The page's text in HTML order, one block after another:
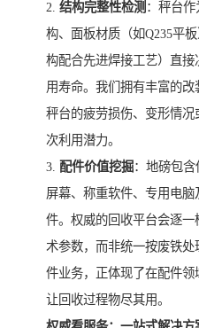
2. 结构完整性检测 ：秤台
构、面板材质（如Q235平
构配合先进焊接工艺）直
用寿命。我们拥有丰富的改
秤台的疲劳损伤、变形情
次利用潜力。
3. 配件价值挖掘：地磅包
屏幕、称重软件、专用电
件。权威的回收平台会逐
术参数，而非统一按废铁
件业务，正体现了在配件领
让回收过程物尽其用。